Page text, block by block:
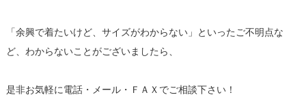
「余興で着たいけど、サイズがわからない」といったご不明点な
ど、わからないことがございましたら、
是非お気軽に電話・メール・ＦＡＸでご相談下さい！